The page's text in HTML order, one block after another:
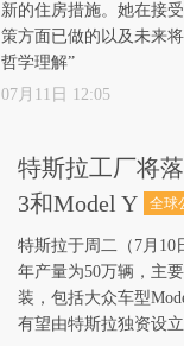
新的住房措施。她在接
策方面已做的以及未来
哲学理解”
07月11日 12:05
特斯拉工厂将
3和Model Y
全球
特斯拉于周二（7月10
年产量为50万辆，主
装，包括大众车型
有望由特斯拉独资设立